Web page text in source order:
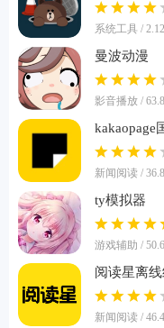
系统工具 /
曼波动漫
影音播放 /
kakaopage
新闻阅读 /
ty模拟器
游戏辅助 /
阅读星离
新闻阅读 /